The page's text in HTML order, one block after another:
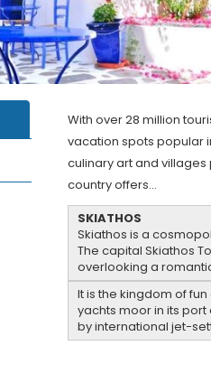
With over 28 million
vacation spots popular
culinary art and
country offers...
SKIATHOS
Skiathos is a
The capital Skiathos
overlooking a
It is the kingdom of
yachts moor in its
by international jet-